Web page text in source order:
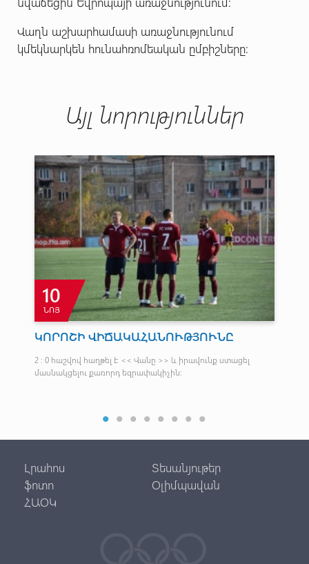
Վաղն աշխարհամասի առաջնությունում
կմեկնարկեն հունահռոմեական ըմբիշները:
Այլ նորություններ
10
ՆՈՅ
ԿՈՐՈՇԻ ՎԻՃԱԿԱՀԱՆՈՒԹՅՈՒՆԸ
2 ։ 0 հաշվով հաղթել է << Վանը >> և իրավունք ստացել
մասնակցելու քառորդ եզրափակիչին։
Լրահոս
Տեսանյութեր
ֆոտո
Օլիմպավան
ՀԱՕԿ